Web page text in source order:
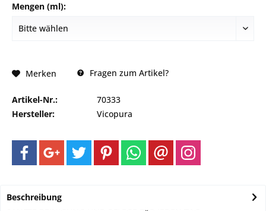
Mengen (ml):
Merken Fragen zum Artikel?
Artikel-Nr.:
70333
Hersteller:
Vicopura
Beschreibung